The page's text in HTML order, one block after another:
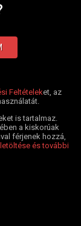
Feltételeket, az
is tartalmaz.
a kiskorúak
férjenek hozzá,
és további